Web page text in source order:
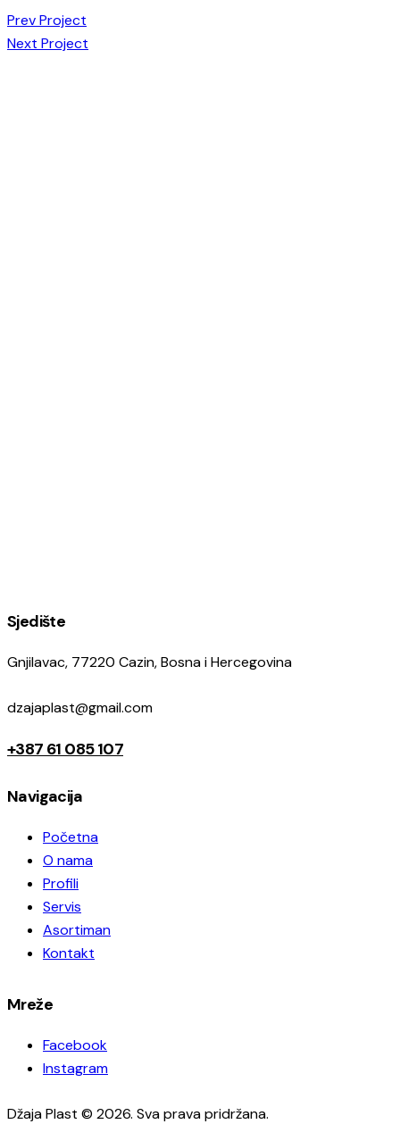
Post
navigation
Prev Project
Next Project
Sjedište
Gnjilavac, 77220 Cazin, Bosna i Hercegovina
dzajaplast@gmail.com
+387 61 085 107
Navigacija
Početna
O nama
Profili
Servis
Asortiman
Kontakt
Mreže
Facebook
Instagram
Džaja Plast © 2026. Sva prava pridržana.